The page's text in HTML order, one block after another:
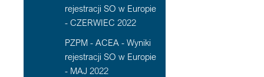
rejestracji SO w Europie
- CZERWIEC 2022
PZPM - ACEA - Wyniki
rejestracji SO w Europie
- MAJ 2022